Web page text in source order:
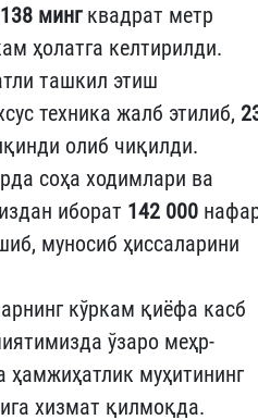
138 мингквадрат метр
ҳолатга келтирилди.
ташкил этиш
техника жалб этилиб,
олиб чиқилди.
соҳа ходимлари ва
иборат 142 000
муносиб ҳиссаларини
кўркам қиёфа касб
ўзаро меҳр-
ҳамжиҳатлик муҳитининг
хизмат қилмоқда.